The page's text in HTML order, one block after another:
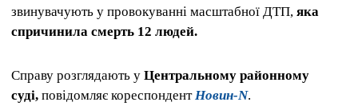
звинувачують у провокуванні масштабної ДТП, яка
спричинила смерть 12 людей.
Справу розглядають у Центральному районному
суді, повідомляє кореспондент Новин-N.